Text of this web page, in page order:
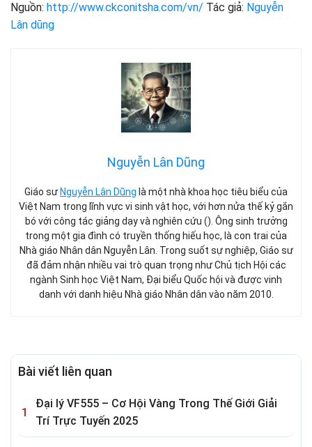
Nguồn: http://www.ckconitsha.com/vn/ Tác giả: Nguyễn
Lân dũng
Nguyễn Lân Dũng
Giáo sư Nguyễn Lân Dũng là một nhà khoa học tiêu biểu của
Việt Nam trong lĩnh vực vi sinh vật học, với hơn nửa thế kỷ gắn
bó với công tác giảng dạy và nghiên cứu (). Ông sinh trưởng
trong một gia đình có truyền thống hiếu học, là con trai của
Nhà giáo Nhân dân Nguyễn Lân. Trong suốt sự nghiệp, Giáo sư
đã đảm nhận nhiều vai trò quan trọng như Chủ tịch Hội các
ngành Sinh học Việt Nam, Đại biểu Quốc hội và được vinh
danh với danh hiệu Nhà giáo Nhân dân vào năm 2010.
Bài viết liên quan
Đại lý VF555 – Cơ Hội Vàng Trong Thế Giới Giải
Trí Trực Tuyến 2025